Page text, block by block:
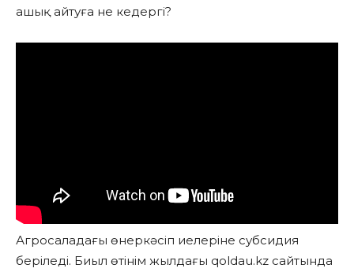
ашық айтуға не кедергі?
Агросаладағы өнеркәсіп иелеріне субсидия
беріледі. Биыл өтінім жылдағы qoldau.kz сайтында